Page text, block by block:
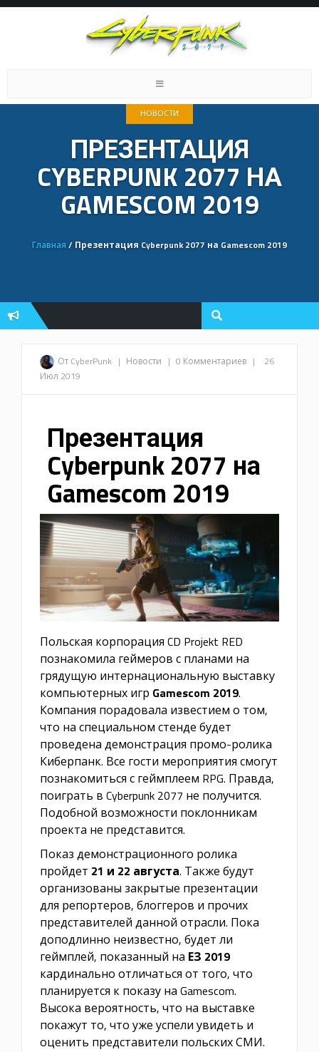
Toggle
НОВОСТИ
ПРЕЗЕНТАЦИЯ
CYBERPUNK 2077 НА
GAMESCOM 2019
Главная / Презентация Cyberpunk 2077 на Gamescom 2019
От CyberPunk | Новости | 0 Комментариев |
26
Июл 2019
Презентация
Cyberpunk 2077 на
Gamescom 2019
Польская корпорация CD Projekt RED
познакомила геймеров с планами на
грядущую интернациональную выставку
компьютерных игр Gamescom 2019.
Компания порадовала известием о том,
что на специальном стенде будет
проведена демонстрация промо-ролика
Киберпанк. Все гости мероприятия смогут
познакомиться с геймплеем RPG. Правда,
поиграть в Cyberpunk 2077 не получится.
Подобной возможности поклонникам
проекта не представится.
Показ демонстрационного ролика
пройдет 21 и 22 августа. Также будут
организованы закрытые презентации
для репортеров, блоггеров и прочих
представителей данной отрасли. Пока
доподлинно неизвестно, будет ли
геймплей, показанный на ЕЗ 2019
кардинально отличаться от того, что
планируется к показу на Gamescom.
Высока вероятность, что на выставке
покажут то, что уже успели увидеть и
оценить представители польских СМИ.